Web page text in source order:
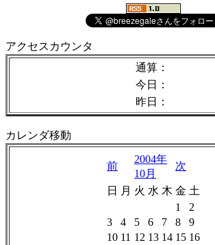
アクセスカウンタ
通算：
今日：
昨日：
カレンダ移動
前
2004年
10月
次
日 月 火 水 木 金 土
1
2
3
4 5 6 7 8
9
10 11 12 13 14 15 16